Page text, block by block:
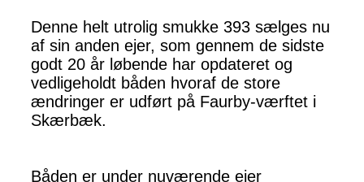
Denne helt utrolig smukke 393 sælges nu
af sin anden ejer, som gennem de sidste
godt 20 år løbende har opdateret og
vedligeholdt båden hvoraf de store
ændringer er udført på Faurby-værftet i
Skærbæk.
Båden er under nuværende ejer